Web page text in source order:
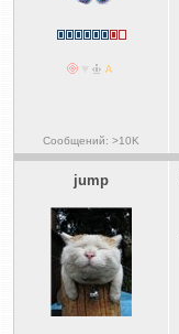
Сообщений: >10K
jump